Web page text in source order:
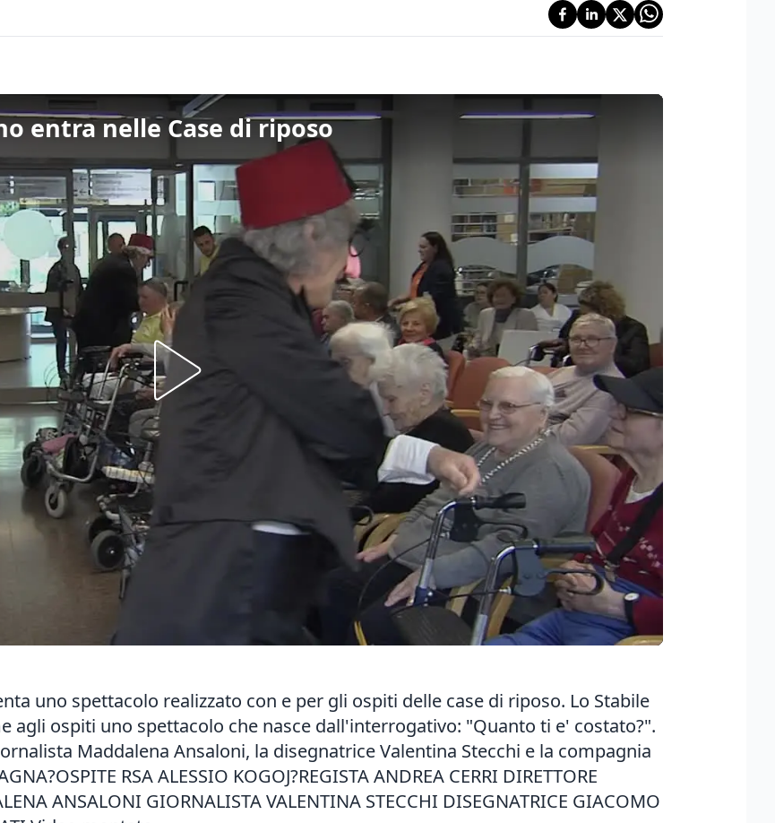
entra nelle Case di riposo
uno spettacolo realizzato con e per gli ospiti delle case di riposo. Lo Stabile
agli ospiti uno spettacolo che nasce dall'interrogativo: "Quanto ti e' costato?".
Maddalena Ansaloni, la disegnatrice Valentina Stecchi e la compagnia
RSA ALESSIO KOGOJ?REGISTA ANDREA CERRI DIRETTORE
ANSALONI GIORNALISTA VALENTINA STECCHI DISEGNATRICE GIACOMO